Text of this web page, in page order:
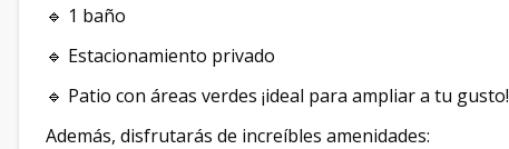
🔹 1 baño
🔹 Estacionamiento privado
🔹 Patio con áreas verdes ¡ideal para ampliar a tu gusto!
Además, disfrutarás de increíbles amenidades: